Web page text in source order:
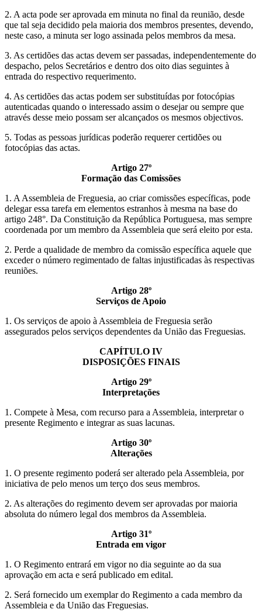
2. A acta pode ser aprovada em minuta no final da reunião, desde
que tal seja decidido pela maioria dos membros presentes, devendo,
neste caso, a minuta ser logo assinada pelos membros da mesa.
3. As certidões das actas devem ser passadas, independentemente do
despacho, pelos Secretários e dentro dos oito dias seguintes à
entrada do respectivo requerimento.
4. As certidões das actas podem ser substituídas por fotocópias
autenticadas quando o interessado assim o desejar ou sempre que
através desse meio possam ser alcançados os mesmos objectivos.
5. Todas as pessoas jurídicas poderão requerer certidões ou
fotocópias das actas.
Artigo 27º
Formação das Comissões
1. A Assembleia de Freguesia, ao criar comissões específicas, pode
delegar essa tarefa em elementos estranhos à mesma na base do
artigo 248°. Da Constituição da República Portuguesa, mas sempre
coordenada por um membro da Assembleia que será eleito por esta.
2. Perde a qualidade de membro da comissão específica aquele que
exceder o número regimentado de faltas injustificadas às respectivas
reuniões.
Artigo 28º
Serviços de Apoio
1. Os serviços de apoio à Assembleia de Freguesia serão
assegurados pelos serviços dependentes da União das Freguesias.
CAPÍTULO IV
DISPOSIÇÕES FINAIS
Artigo 29º
Interpretações
1. Compete à Mesa, com recurso para a Assembleia, interpretar o
presente Regimento e integrar as suas lacunas.
Artigo 30º
Alterações
1. O presente regimento poderá ser alterado pela Assembleia, por
iniciativa de pelo menos um terço dos seus membros.
2. As alterações do regimento devem ser aprovadas por maioria
absoluta do número legal dos membros da Assembleia.
Artigo 31º
Entrada em vigor
1. O Regimento entrará em vigor no dia seguinte ao da sua
aprovação em acta e será publicado em edital.
2. Será fornecido um exemplar do Regimento a cada membro da
Assembleia e da União das Freguesias.